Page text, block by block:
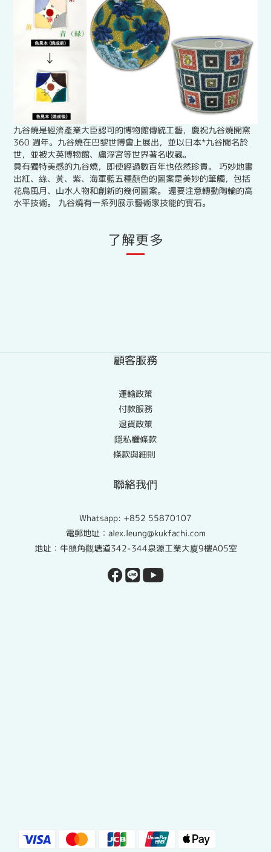
九谷燒是經濟產業大臣認可的博物館傳統工藝，慶祝九谷燒開窯
360 週年。九谷燒在巴黎世博會上展出，並以日本*九谷聞名於
世，並被大英博物館、盧浮宮等世界著名收藏。
具有獨特美感的九谷燒，即使經過數百年也依然珍貴。 巧妙地畫
出紅、綠、黃、紫、海軍藍五種顏色的圖案是美妙的筆觸，包括
花鳥風月、山水人物和創新的幾何圖案。 還要注意轉動陶輪的高
水平技術。 九谷燒有一系列展示藝術家技能的寶石。
了解更多
顧客服務
運輸政策
付款服務
退貨政策
隱私權條款
條款與細則
聯絡我們
Whatsapp: +852 55870107
電郵地址：alex.leung@kukfachi.com
地址：牛頭角觀塘道342-344泉源工業大廈9樓A05室